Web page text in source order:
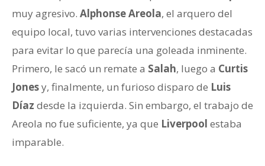
muy agresivo. Alphonse Areola, el arquero del
equipo local, tuvo varias intervenciones destacadas
para evitar lo que parecía una goleada inminente.
Primero, le sacó un remate a Salah, luego a Curtis
Jonesy, finalmente, un furioso disparo de Luis
Díaz desde la izquierda. Sin embargo, el trabajo de
Areola no fue suficiente, ya que Liverpool estaba
imparable.